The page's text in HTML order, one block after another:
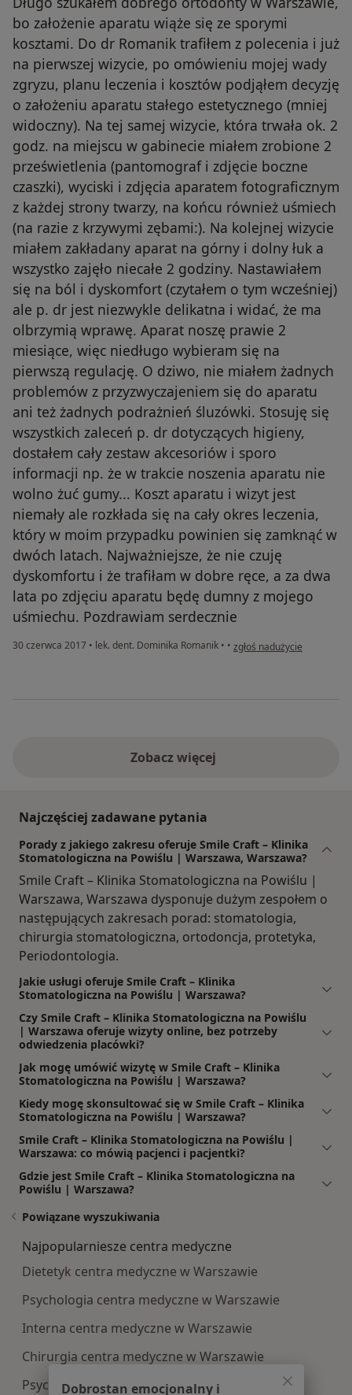
bo założenie aparatu wiąże się ze sporymi
kosztami. Do dr Romanik trafiłem z polecenia i już
na pierwszej wizycie, po omówieniu mojej wady
zgryzu, planu leczenia i kosztów podjąłem decyzję
o założeniu aparatu stałego estetycznego (mniej
widoczny). Na tej samej wizycie, która trwała ok. 2
godz. na miejscu w gabinecie miałem zrobione 2
prześwietlenia (pantomograf i zdjęcie boczne
czaszki), wyciski i zdjęcia aparatem fotograficznym
z każdej strony twarzy, na końcu również uśmiech
(na razie z krzywymi zębami:). Na kolejnej wizycie
miałem zakładany aparat na górny i dolny łuk a
wszystko zajęło niecałe 2 godziny. Nastawiałem
się na ból i dyskomfort (czytałem o tym wcześniej)
ale p. dr jest niezwykle delikatna i widać, że ma
olbrzymią wprawę. Aparat noszę prawie 2
miesiące, więc niedługo wybieram się na
pierwszą regulację. O dziwo, nie miałem żadnych
problemów z przyzwyczajeniem się do aparatu
ani też żadnych podrażnień śluzówki. Stosuję się
wszystkich zaleceń p. dr dotyczących higieny,
dostałem cały zestaw akcesoriów i sporo
informacji np. że w trakcie noszenia aparatu nie
wolno żuć gumy... Koszt aparatu i wizyt jest
niemały ale rozkłada się na cały okres leczenia,
który w moim przypadku powinien się zamknąć w
dwóch latach. Najważniejsze, że nie czuję
dyskomfortu i że trafiłam w dobre ręce, a za dwa
lata po zdjęciu aparatu będę dumny z mojego
uśmiechu. Pozdrawiam serdecznie
30 czerwca 2017 • lek. dent. Dominika Romanik • • w opinii użytkownika Konto
zgłoś nadużycie
Zobacz więcej
Najczęściej zadawane pytania
Porady z jakiego zakresu oferuje Smile Craft – Klinika
Stomatologiczna na Powiślu | Warszawa, Warszawa?
Smile Craft – Klinika Stomatologiczna na Powiślu |
Warszawa, Warszawa dysponuje dużym zespołem o
następujących zakresach porad: stomatologia,
chirurgia stomatologiczna, ortodoncja, protetyka,
Periodontologia.
Jakie usługi oferuje Smile Craft – Klinika
Stomatologiczna na Powiślu | Warszawa?
Czy Smile Craft – Klinika Stomatologiczna na Powiślu
| Warszawa oferuje wizyty online, bez potrzeby
odwiedzenia placówki?
Jak mogę umówić wizytę w Smile Craft – Klinika
Stomatologiczna na Powiślu | Warszawa?
Kiedy mogę skonsultować się w Smile Craft – Klinika
Stomatologiczna na Powiślu | Warszawa?
Smile Craft – Klinika Stomatologiczna na Powiślu |
Warszawa: co mówią pacjenci i pacjentki?
Gdzie jest Smile Craft – Klinika Stomatologiczna na
Powiślu | Warszawa?
Powiązane wyszukiwania
Najpopularniesze centra medyczne
Dietetyk centra medyczne w Warszawie
Psychologia centra medyczne w Warszawie
Interna centra medyczne w Warszawie
Chirurgia centra medyczne w Warszawie
Psychoterapia centra medyczne w Warszawie
Dobrostan emocjonalny i